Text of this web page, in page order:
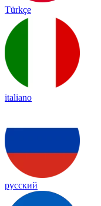
Türkçe
italiano
русский